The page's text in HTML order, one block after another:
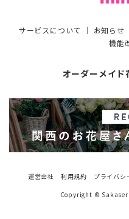
サービスについて ｜ お知らせ
機能
オーダーメイ
運営会社 利用規約 プライバシ
Copyright ©